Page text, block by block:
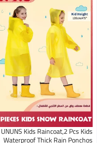
UNUNS Kids Raincoat,2 Pcs Kids
Waterproof Thick Rain Ponchos